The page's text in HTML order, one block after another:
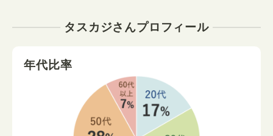
タスカジさんプロフィール
年代比率